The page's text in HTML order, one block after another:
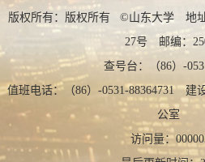
版权所有：版权所有 ©山东大学 地
27号 邮编：
查号台：（86）-
值班电话：（86）-0531-88364731 建
公室
访问量：